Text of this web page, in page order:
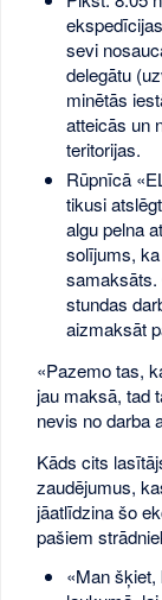
sevi
delegātu
minētās
atteicās un
teritorijas.
Rūpnīcā
tikusi
algu pelna
solījums,
stundas
aizmaksāt
«Pazemo tas,
jau maksā, tad
nevis no darba
Kāds cits
zaudējumus,
jāatlīdzina šo
pašiem
«Man